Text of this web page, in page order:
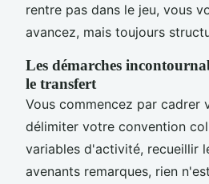
rentre pas dans le jeu, vous
avancez, mais toujours
Les démarches
le transfert
Vous commencez par cadrer
délimiter votre convention
variables d'activité, recueillir
avenants remarques, rien